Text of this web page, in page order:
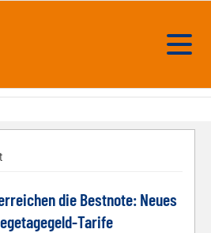
die Bestnote: Neues
Tarife